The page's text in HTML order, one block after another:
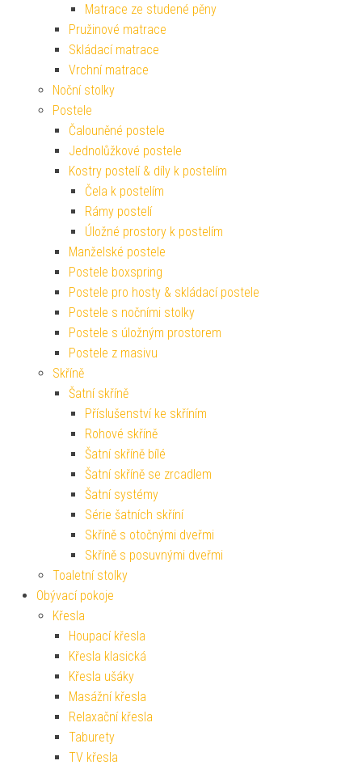
Matrace ze studené pěny
Pružinové matrace
Skládací matrace
Vrchní matrace
Noční stolky
Postele
Čalouněné postele
Jednolůžkové postele
Kostry postelí & díly k postelím
Čela k postelím
Rámy postelí
Úložné prostory k postelím
Manželské postele
Postele boxspring
Postele pro hosty & skládací postele
Postele s nočními stolky
Postele s úložným prostorem
Postele z masivu
Skříně
Šatní skříně
Příslušenství ke skříním
Rohové skříně
Šatní skříně bílé
Šatní skříně se zrcadlem
Šatní systémy
Série šatních skříní
Skříně s otočnými dveřmi
Skříně s posuvnými dveřmi
Toaletní stolky
Obývací pokoje
Křesla
Houpací křesla
Křesla klasická
Křesla ušáky
Masážní křesla
Relaxační křesla
Taburety
TV křesla